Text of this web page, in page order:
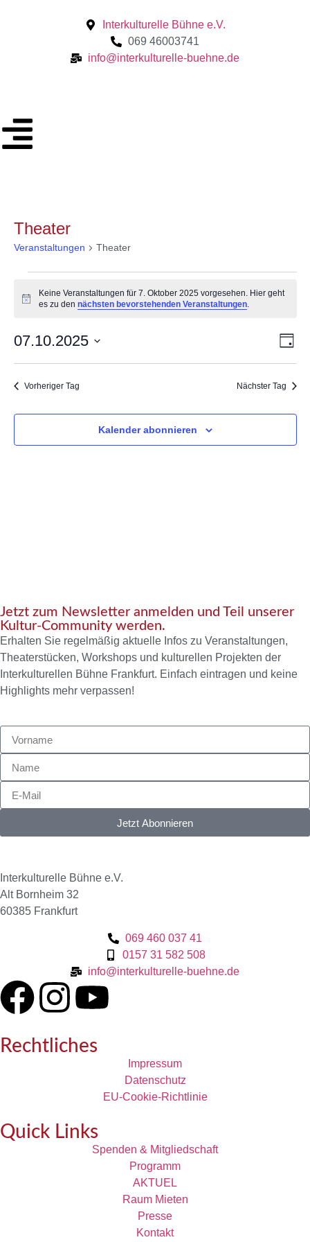
Interkulturelle Bühne e.V.
069 46003741
info@interkulturelle-buehne.de
Theater
Veranstaltungen Theater
Hinweis
Keine Veranstaltungen für 7. Oktober 2025 vorgesehen. Hier geht
es zu den nächsten bevorstehenden Veranstaltungen.
Tag
07.10.2025
wählen.
Vorheriger Tag Nächster Tag
Kalender abonnieren
Jetzt zum Newsletter anmelden und Teil unserer
Kultur-Community werden.
Erhalten Sie regelmäßig aktuelle Infos zu Veranstaltungen,
Theaterstücken, Workshops und kulturellen Projekten der
Interkulturellen Bühne Frankfurt. Einfach eintragen und keine
Highlights mehr verpassen!
Jetzt Abonnieren
Interkulturelle Bühne e.V.
Alt Bornheim 32
60385 Frankfurt
069 460 037 41
0157 31 582 508
info@interkulturelle-buehne.de
Rechtliches
Impressum
Datenschutz
EU-Cookie-Richtlinie
Quick Links
Spenden & Mitgliedschaft
Programm
AKTUEL
Raum Mieten
Presse
Kontakt